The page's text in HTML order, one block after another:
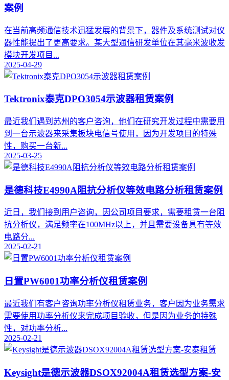
案例
在当前高频通信技术迅猛发展的背景下，器件及系统测试对仪
器性能提出了更高要求。某大型通信研发单位在其毫米波收发
模块开发项目...
2025-04-29
Tektronix泰克DPO3054示波器租赁案例
最近我们遇到苏州的客户咨询，他们在研究开发过程中需要用
到一台示波器来采集板块电信号使用，因为开发项目的特殊
性，购买一台新...
2025-03-25
是德科技E4990A阻抗分析仪等效电路分析租赁案例
​近日，我们接到用户咨询，因公司项目要求，需要租赁一台阻
抗分析仪，满足频率在100MHz以上，并且需要设备具有等效
电路分...
2025-02-21
日置PW6001功率分析仪租赁案例
最近我们有客户咨询功率分析仪租赁业务，客户因为业务需求
需要使用功率分析仪来完成项目验收，但是因为业务的特殊
性，对功率分析...
2025-02-21
Keysight是德示波器DSOX92004A租赁选型方案-安